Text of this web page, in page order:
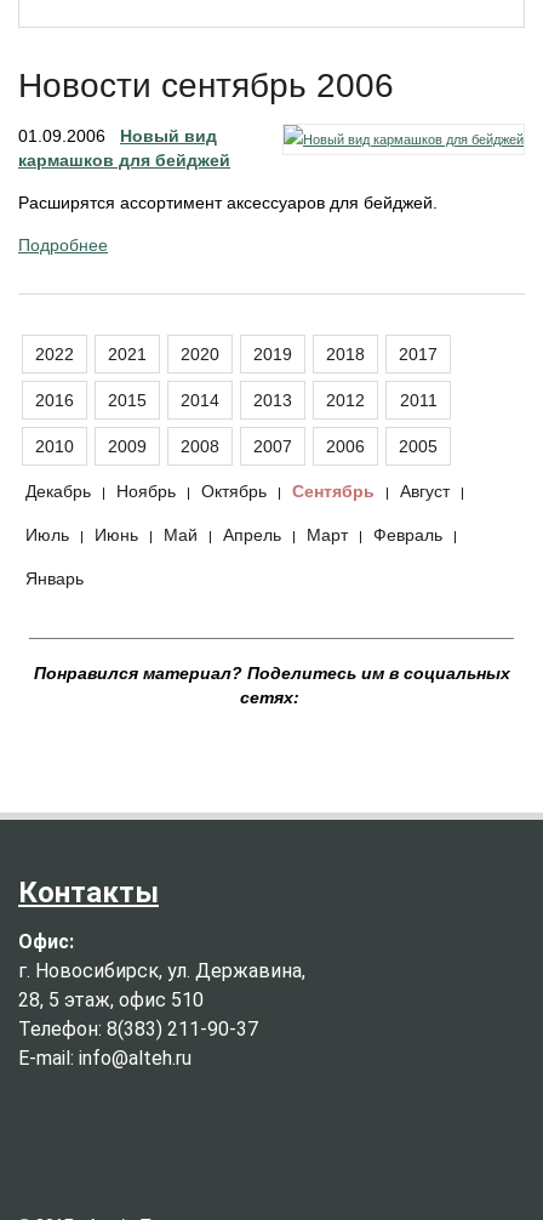
Новости сентябрь 2006
01.09.2006 Новый вид
кармашков для бейджей
Расширятся ассортимент аксессуаров для бейджей.
Подробнее
2022 2021 2020 2019 2018 2017
2016 2015 2014 2013 2012 2011
2010 2009 2008 2007 2006 2005
Декабрь | Ноябрь | Октябрь | Сентябрь | Август |
Июль | Июнь | Май | Апрель | Март | Февраль |
Январь
Понравился материал? Поделитесь им в социальных
сетях:
Контакты
Офис:
г. Новосибирск, ул. Державина,
28, 5 этаж, офис 510
Телефон: 8(383) 211-90-37
E-mail: info@alteh.ru